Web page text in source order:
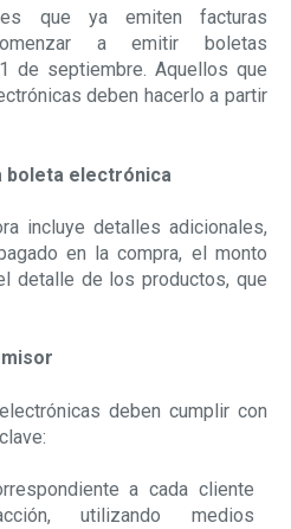
que ya emiten facturas
a emitir boletas
de septiembre. Aquellos que
deben hacerlo a partir
boleta electrónica
incluye detalles adicionales,
en la compra, el monto
detalle de los productos, que
deben cumplir con
a cada cliente
utilizando medios